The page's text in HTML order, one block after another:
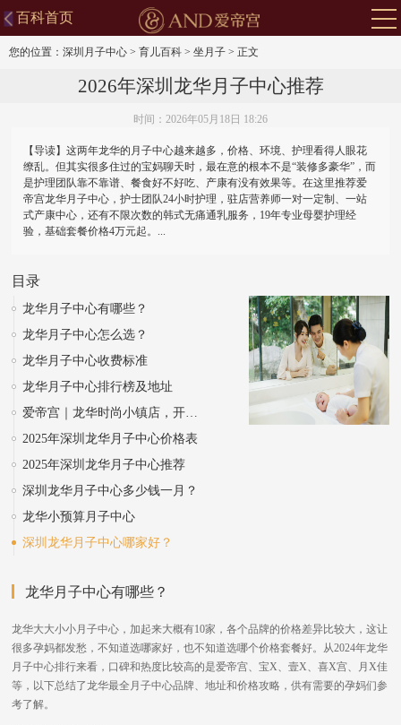
百科首页
您的位置： 深圳月子中心 > 育儿百科 > 坐月子 > 正文
2026年深圳龙华月子中心推荐
时间：2026年05月18日 18:26
【导读】这两年龙华的月子中心越来越多，价格、环境、护理看得人眼花
缭乱。但其实很多住过的宝妈聊天时，最在意的根本不是“装修多豪华”，而
是护理团队靠不靠谱、餐食好不好吃、产康有没有效果等。在这里推荐爱
帝宫龙华月子中心，护士团队24小时护理，驻店营养师一对一定制、一站
式产康中心，还有不限次数的韩式无痛通乳服务，19年专业母婴护理经
验，基础套餐价格4万元起。...
目录
龙华月子中心有哪些？
龙华月子中心怎么选？
龙华月子中心收费标准
龙华月子中心排行榜及地址
爱帝宫｜龙华时尚小镇店，开启山景月子之旅
2025年深圳龙华月子中心价格表
2025年深圳龙华月子中心推荐
深圳龙华月子中心多少钱一月？
龙华小预算月子中心
深圳龙华月子中心哪家好？
龙华月子中心有哪些？
龙华大大小小月子中心，加起来大概有10家，各个品牌的价格差异比较大，这让
很多孕妈都发愁，不知道选哪家好，也不知道选哪个价格套餐好。从2024年龙华
月子中心排行来看，口碑和热度比较高的是爱帝宫、宝X、壹X、喜X宫、月X佳
等，以下总结了龙华最全月子中心品牌、地址和价格攻略，供有需要的孕妈们参
考了解。